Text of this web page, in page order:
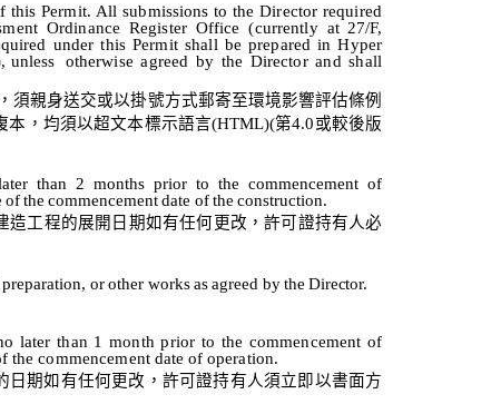
this Permit. All submissions to the Director required
Ordinance Register Office (currently at 27/F,
under this Permit shall be prepared in Hyper
unless otherwise agreed by the Director and shall
親身送交或以掛號方式郵寄至環境影響評估條例
本， 均須以超文本標示語言(HTML)(第4.0或較後版
than 2 months prior to the commencement of
of the commencement date of the construction.
工程的展開日期如有任何更改，許可證持有人必
preparation, or other works as agreed by the Director.
later than 1 month prior to the commencement of
the commencement date of operation.
日期如有任何更改，許可證持有人須立即以書面方